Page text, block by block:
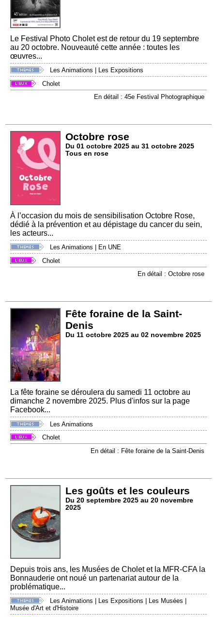
Le Festival Photo Cholet est de retour du 19 septembre
au 20 octobre. Nouveauté cette année : toutes les
œuvres...
Les Animations
Les Expositions
Cholet
En détail : 45e Festival Photographique
Octobre rose
Du 01 octobre 2025 au 31 octobre 2025
Tous en rose
À l’occasion du mois de sensibilisation Octobre Rose,
dédié à la prévention et au dépistage du cancer du sein,
les acteurs...
Les Animations
En UNE
Cholet
En détail : Octobre rose
Fête foraine de la Saint-
Denis
Du 11 octobre 2025 au 02 novembre 2025
La fête foraine se déroulera du samedi 11 octobre au
dimanche 2 novembre 2025. Plus d'infos sur la page
Facebook...
Les Animations
Cholet
En détail : Fête foraine de la Saint-Denis
Les goûts et les couleurs
Du 20 septembre 2025 au 20 novembre
2025
Depuis trois ans, les Musées de Cholet et la MFR-CFA la
Bonnauderie ont noué un partenariat autour de la
problématique...
Les Animations Les Expositions Les Musées
Musée d'Art et d'Histoire